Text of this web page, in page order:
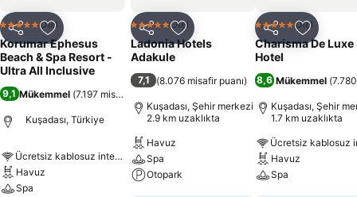
Paylaş Favorilerime ekle
5 Yıldız Otel
Korumar Ephesus
Beach & Spa Resort -
Ultra All Inclusive
9,1 Mükemmel (7.197 misafir puanı
Kuşadası, Türkiye
Ücretsiz kablosuz internet
Havuz
Spa
Paylaş Favorilerime ekle
5 Yıldız Otel
Ladonia Hotels
Adakule
7,1 (8.076 misafir puanı)
Kuşadası, Şehir merkezi
2.9 km uzaklıkta
Havuz
Spa
Otopark
Paylaş
5 Yıldız Otel
Charisma De Luxe
Hotel
8,6 Mükemmel (
Kuşadası, Şehir
1.7 km uzaklıkta
Havuz
Spa